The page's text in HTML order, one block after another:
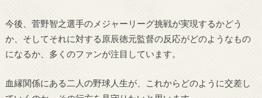
今後、菅野智之選手のメジャーリーグ挑戦が実現するかどう
か、そしてそれに対する原辰徳元監督の反応がどのようなもの
になるか、多くのファンが注目しています。
血縁関係にある二人の野球人生が、これからどのように交差し